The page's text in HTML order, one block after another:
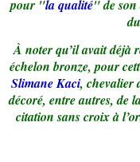
pour "la qualité" de son
À noter qu’il avait déjà
échelon bronze, pour
Slimane Kaci, chevalier
décoré, entre autres, de
citation sans croix à